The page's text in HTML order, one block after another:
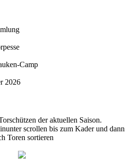
Camp
2026
der aktuellen Saison.
scrollen bis zum Kader und dann
Toren sortieren